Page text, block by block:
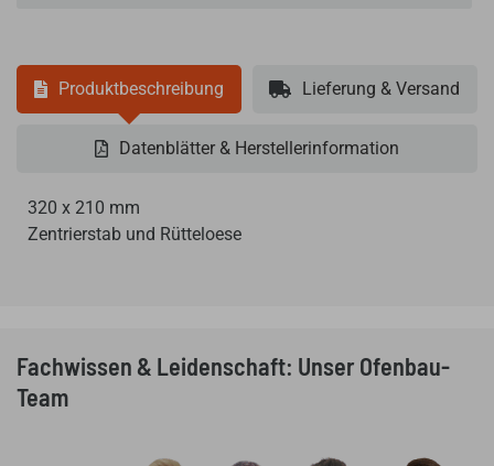
Produktbeschreibung Lieferung & Versand
Datenblätter & Herstellerinformation
320 x 210 mm
Zentrierstab und Rütteloese
Fachwissen & Leidenschaft: Unser Ofenbau-
Team